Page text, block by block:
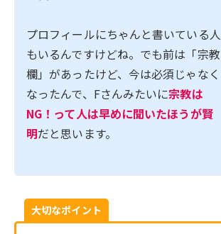
プロフィールにちゃんと書いている人
もいるんですけどね。でも前は「宗教
欄」があったけど、今は必須じゃなく
なったんで、Fさんみたいに宗教は
NG！って人は早めに聞いたほうが賢
明だと思います。
大切なポイント